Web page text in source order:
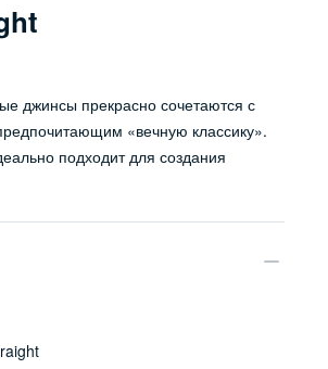
джинсы прекрасно сочетаются с
«вечную классику».
подходит для создания